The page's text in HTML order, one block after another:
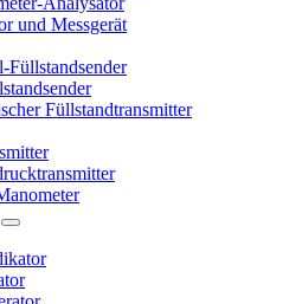
und Messgerät
Füllstandsender
Füllstandtransmitter